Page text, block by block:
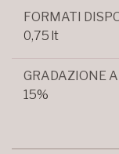
FORMATI
0,75 lt
GRADAZIONE
15%